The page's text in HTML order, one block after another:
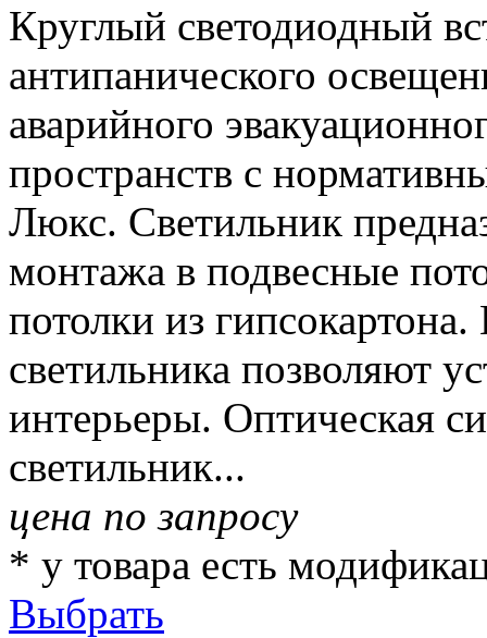
Круглый светодиодный
антипанического
аварийного
пространств с
Люкс. Светильник
монтажа в подвесные
потолки из
светильника позволяют
интерьеры. Оптическая
светильник...
цена по запросу
* у товара есть
Выбрать